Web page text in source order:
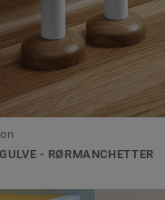
- RØRMANCHETTER